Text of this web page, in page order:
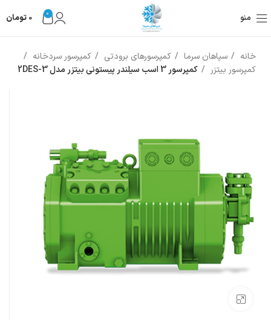
منو 0
0 تومان
خانه سپاهان سرما کمپرسورهای برودتی
کمپرسور سردخانه
کمپرسور بیتزر
کمپرسور 3 اسب سیلندر پیستونی بیتزر مدل 2DES-3